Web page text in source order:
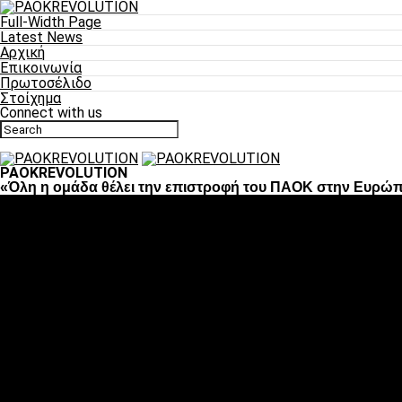
Full-Width Page
Latest News
Αρχική
Επικοινωνία
Πρωτοσέλιδο
Στοίχημα
Connect with us
PAOKREVOLUTION
«Όλη η ομάδα θέλει την επιστροφή του ΠΑΟΚ στην